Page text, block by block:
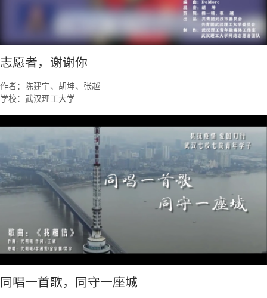
志愿者，谢谢你
作者：陈建宇、胡坤、张越
学校：武汉理工大学
同唱一首歌，同守一座城